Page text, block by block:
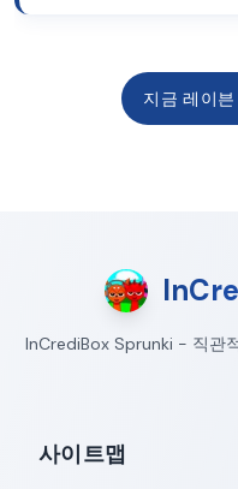
지금 레이
InCrediBox Sprunki - 직관
사이트맵